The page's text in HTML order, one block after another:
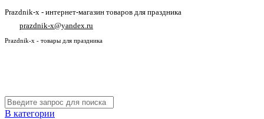
Prazdnik-x - интернет-магазин товаров для праздника
prazdnik-x@yandex.ru
Prazdnik-x - товары для праздника
В категории